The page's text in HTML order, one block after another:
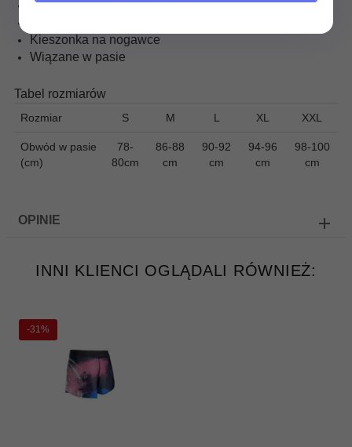
Długość zewnętrznego szwu nogawki - 47,5cm
Kieszonka na nogawce
Wiązane w pasie
Tabel rozmiarów
Rozmiar S M L XL XXL
Obwód w pasie
(cm)
78-
80cm
86-88
cm
90-92
cm
94-96
cm
98-100
cm
OPINIE
INNI KLIENCI OGLĄDALI RÓWNIEŻ:
-31%